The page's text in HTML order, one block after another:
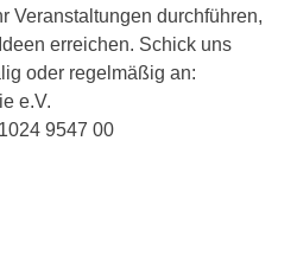
Veranstaltungen durchführen,
erreichen. Schick uns
oder regelmäßig an:
e.V.
9547 00